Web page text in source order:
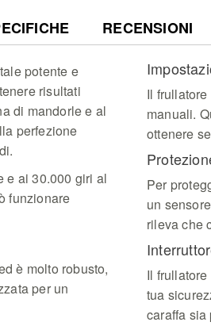
RECENSIONI
potente e
risultati
di mandorle e al
perfezione
e ai 30.000 giri al
funzionare
è molto robusto,
per un
Il
manuali.
ottenere
Per
un
rileva che
Il
tua
caraffa sia